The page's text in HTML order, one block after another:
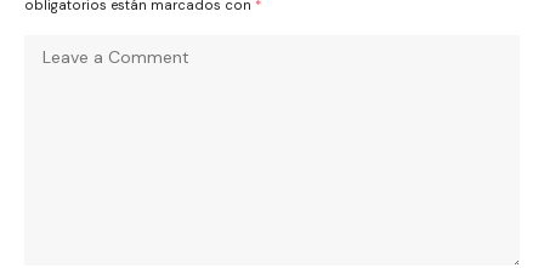
obligatorios están marcados con *